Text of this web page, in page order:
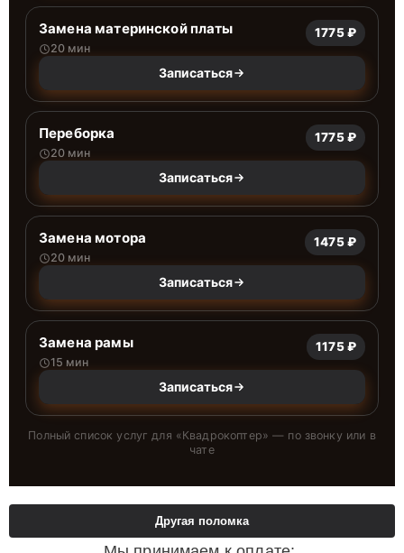
Замена материнской платы
20 мин
1775 ₽
Записаться
Переборка
20 мин
1775 ₽
Записаться
Замена мотора
20 мин
1475 ₽
Записаться
Замена рамы
15 мин
1175 ₽
Записаться
Полный список услуг для «Квадрокоптер» — по звонку или в
чате
Другая поломка